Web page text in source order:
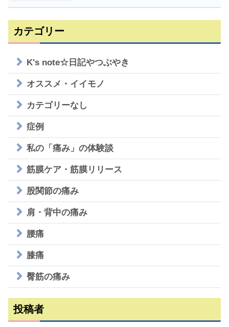
カテゴリー
K's note☆日記やつぶやき
オススメ・イイモノ
カテゴリーなし
症例
私の「痛み」の体験談
筋膜ケア・筋膜リリース
股関節の痛み
肩・背中の痛み
腰痛
膝痛
臀筋の痛み
投稿者